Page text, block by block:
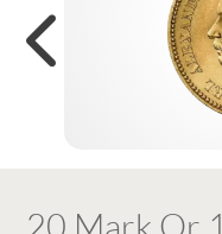
20 Mark Or